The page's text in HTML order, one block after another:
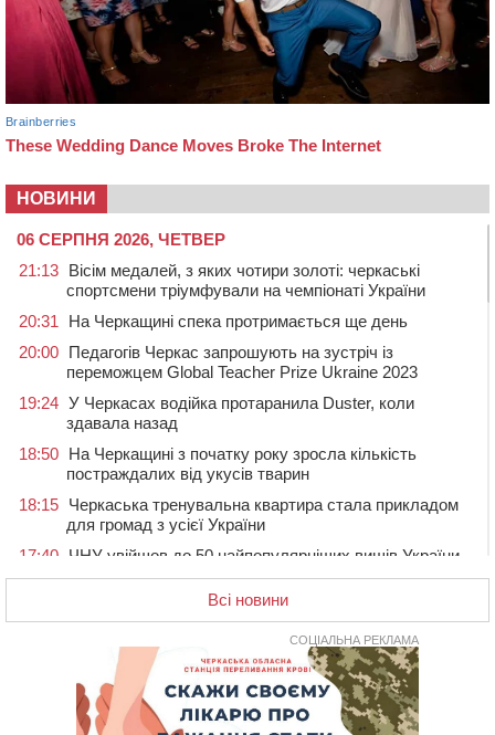
НОВИНИ
06 СЕРПНЯ 2026, ЧЕТВЕР
21:13 Вісім медалей, з яких чотири золоті: черкаські
спортсмени тріумфували на чемпіонаті України
20:31
На Черкащині спека протримається ще день
20:00 Педагогів Черкас запрошують на зустріч із
переможцем Global Teacher Prize Ukraine 2023
19:24 У Черкасах водійка протаранила Duster, коли
здавала назад
18:50 На Черкащині з початку року зросла кількість
постраждалих від укусів тварин
18:15 Черкаська тренувальна квартира стала прикладом
для громад з усієї України
17:40 ЧНУ увійшов до 50 найпопулярніших вишів України
серед вступників
На Хімселищі у Черкасах облаштували новий
контейнерний майданчик
Без розтину грудної клітки: у Черкасах 75-річній
пацієнтці замінили аортальний клапан
У Черкаському онкоцентрі встановили сонячну
електростанцію за понад пів мільйона гривень
Всі новини
СОЦІАЛЬНА РЕКЛАМА